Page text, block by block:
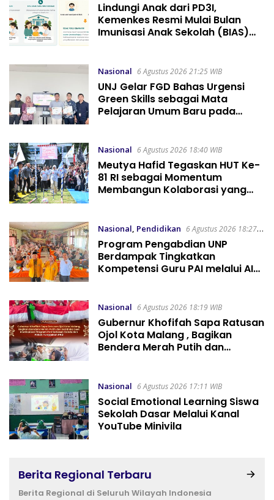
WIB
Lindungi Anak dari PD3I,
Kemenkes Resmi Mulai Bulan
Imunisasi Anak Sekolah (BIAS)
Nasional 6 Agustus 2026 21:25 WIB
UNJ Gelar FGD Bahas Urgensi
Green Skills sebagai Mata
Pelajaran Umum Baru pada
Nasional 6 Agustus 2026 18:40 WIB
Meutya Hafid Tegaskan HUT Ke-
81 RI sebagai Momentum
Membangun Kolaborasi yang
Nasional, Pendidikan 6 Agustus 2026 18:27
WIB
Program Pengabdian UNP
Berdampak Tingkatkan
Kompetensi Guru PAI melalui AI
Nasional 6 Agustus 2026 18:19 WIB
Gubernur Khofifah Sapa Ratusan
Ojol Kota Malang , Bagikan
Bendera Merah Putih dan
dan Pokok Tunggakan PKB
Nasional 6 Agustus 2026 17:11 WIB
Social Emotional Learning Siswa
Sekolah Dasar Melalui Kanal
YouTube Minivila
Berita Regional Terbaru
Berita Regional di Seluruh Wilayah Indonesia